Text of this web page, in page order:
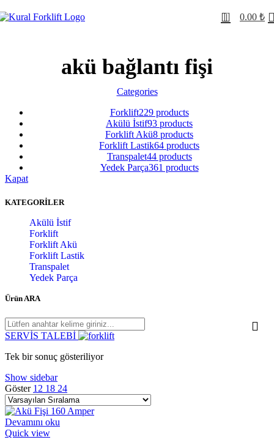
0 0.00 ₺
akü bağlantı fişi
Categories
Forklift229 products
Akülü İstif93 products
Forklift Akü8 products
Forklift Lastik64 products
Transpalet44 products
Yedek Parça361 products
Kapat
KATEGORİLER
Akülü İstif
Forklift
Forklift Akü
Forklift Lastik
Transpalet
Yedek Parça
Ürün ARA
SERVİS TALEBİ
Tek bir sonuç gösteriliyor
Show sidebar
Göster 12 18 24
Devamını oku
Quick view